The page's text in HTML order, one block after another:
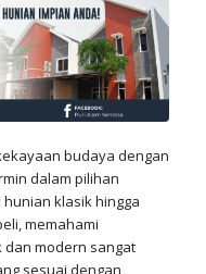
budaya dengan
dalam pilihan
klasik hingga
memahami
modern sangat
sesuai dengan